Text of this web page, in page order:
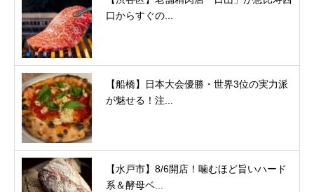
口からすぐの...
【船橋】日本大会優勝・世界3位の実力派
が魅せる！注...
【水戸市】8/6開店！噛むほど旨いハード
系＆酵母ベ...